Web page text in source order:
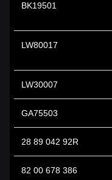
BK19501
LW80017
LW30007
GA75503
28 89 042 92R
82 00 678 386